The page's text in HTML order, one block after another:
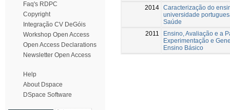
Faq's RDPC
Copyright
Integração CV DeGóis
Workshop Open Access
Open Access Declarations
Newsletter Open Access
Help
About Dspace
DSpace Software
2014 Caracterização do
universidade
Saúde
2011
Ensino, Avaliação e a
Experimentação e
Ensino Básico